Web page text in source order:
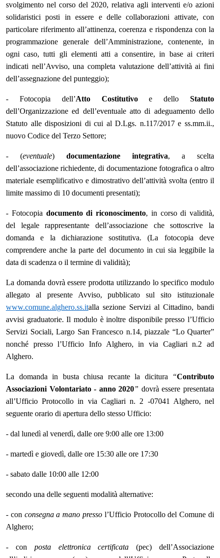
svolgimento nel corso del 2020, relativa agli interventi e/o azioni
solidaristici posti in essere e delle collaborazioni attivate, con
particolare riferimento all’attinenza, coerenza e rispondenza con la
programmazione generale dell’Amministrazione, contenente, in
ogni caso, tutti gli elementi atti a consentire, in base ai criteri
indicati nell’Avviso, una completa valutazione dell’attività ai fini
dell’assegnazione del punteggio);
- Fotocopia dell’Atto Costitutivoe delloStatuto
dell’Organizzazione ed dell’eventuale atto di adeguamento dello
Statuto alle disposizioni di cui al D.Lgs. n.117/2017 e ss.mm.ii.,
nuovo Codice del Terzo Settore;
- (eventuale) documentazione integrativa, a scelta
dell’associazione richiedente, di documentazione fotografica o altro
materiale esemplificativo e dimostrativo dell’attività svolta (entro il
limite massimo di 10 documenti presentati);
- Fotocopia documento di riconoscimento, in corso di validità,
del legale rappresentante dell’associazione che sottoscrive la
domanda e la dichiarazione sostitutiva. (La fotocopia deve
comprendere anche la parte del documento in cui sia leggibile la
data di scadenza o il termine di validità);
La domanda dovrà essere prodotta utilizzando lo specifico modulo
allegato al presente Avviso, pubblicato sul sito istituzionale
www.comune.alghero.ss.italla sezione Servizi al Cittadino, bandi
avvisi graduatorie. Il modulo è inoltre disponibile presso l’Ufficio
Servizi Sociali, Largo San Francesco n.14, piazzale “Lo Quarter”
nonché presso l’Ufficio Info Alghero, in via Cagliari n.2 ad
Alghero.
La domanda in busta chiusa recante la dicitura “Contributo
Associazioni Volontariato - anno 2020” dovrà essere presentata
all’Ufficio Protocollo in via Cagliari n. 2 -07041 Alghero, nel
seguente orario di apertura dello stesso Ufficio:
- dal lunedì al venerdì, dalle ore 9:00 alle ore 13:00
- martedì e giovedì, dalle ore 15:30 alle ore 17:30
- sabato dalle 10:00 alle 12:00
secondo una delle seguenti modalità alternative:
- con consegna a mano presso l’Ufficio Protocollo del Comune di
Alghero;
- con posta elettronica certificata(pec) dell’Associazione